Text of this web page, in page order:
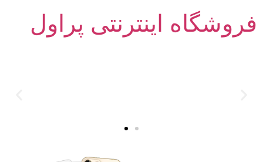
فروشگاه اینترنتی پراول